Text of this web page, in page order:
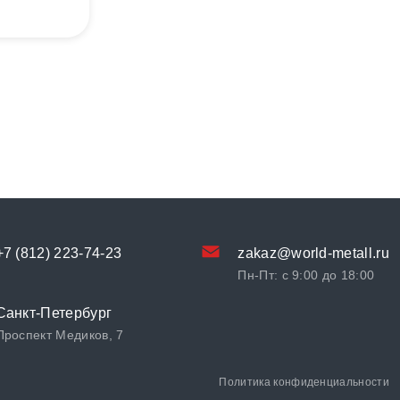
(812) 223-74-23 zakaz@world-metall.ru
Пн-Пт: с 9:00 до 18:00
Петербург
Медиков, 7
Политика конфиденциальности